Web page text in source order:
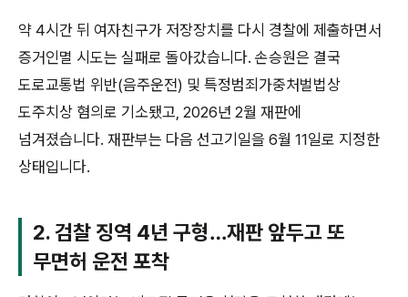
약 4시간 뒤 여자친구가 저장장치를 다시 경찰에 제출하면서
증거인멸 시도는 실패로 돌아갔습니다. 손승원은 결국
도로교통법 위반(음주운전) 및 특정범죄가중처벌법상
도주치상 혐의로 기소됐고, 2026년 2월 재판에
넘겨졌습니다. 재판부는 다음 선고기일을 6월 11일로 지정한
상태입니다.
2. 검찰 징역 4년 구형…재판 앞두고 또
무면허 운전 포착